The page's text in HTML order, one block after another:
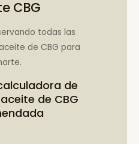
CBG
todas las
de CBG para
de
de CBG